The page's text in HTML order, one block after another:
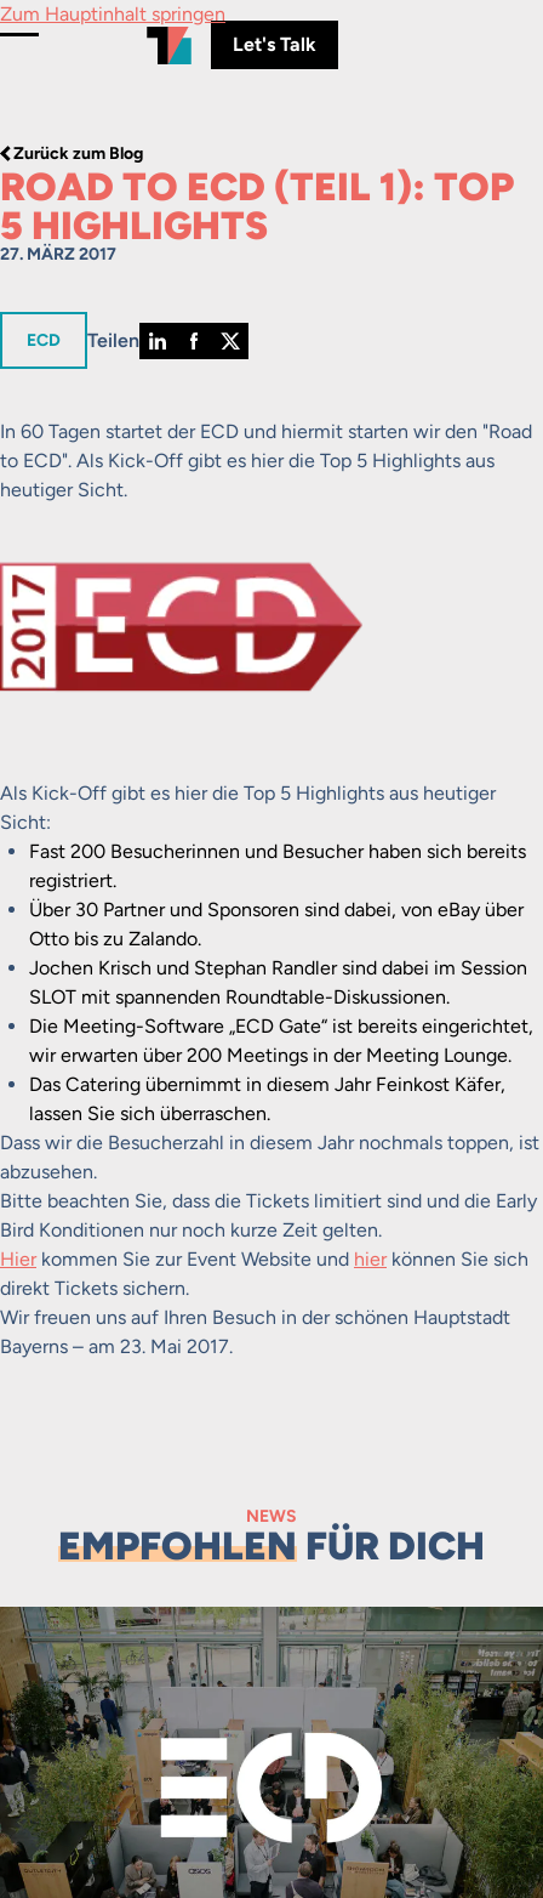
Zum Hauptinhalt springen
Menü umschalten
Let's Talk
Zurück zum Blog
ROAD TO ECD (TEIL 1): TOP
5 HIGHLIGHTS
27. MÄRZ 2017
in
ECD Teilen
In 60 Tagen startet der ECD und hiermit starten wir den "Road
to ECD". Als Kick-Off gibt es hier die Top 5 Highlights aus
heutiger Sicht.
Als Kick-Off gibt es hier die Top 5 Highlights aus heutiger
Sicht:
Fast 200 Besucherinnen und Besucher haben sich bereits
registriert.
Über 30 Partner und Sponsoren sind dabei, von eBay über
Otto bis zu Zalando.
Jochen Krisch und Stephan Randler sind dabei im Session
SLOT mit spannenden Roundtable-Diskussionen.
Die Meeting-Software „ECD Gate“ ist bereits eingerichtet,
wir erwarten über 200 Meetings in der Meeting Lounge.
Das Catering übernimmt in diesem Jahr Feinkost Käfer,
lassen Sie sich überraschen.
Dass wir die Besucherzahl in diesem Jahr nochmals toppen, ist
abzusehen.
Bitte beachten Sie, dass die Tickets limitiert sind und die Early
Bird Konditionen nur noch kurze Zeit gelten.
Hierkommen Sie zur Event Website und hierkönnen Sie sich
direkt Tickets sichern.
Wir freuen uns auf Ihren Besuch in der schönen Hauptstadt
Bayerns – am 23. Mai 2017.
NEWS
EMPFOHLEN FÜR DICH